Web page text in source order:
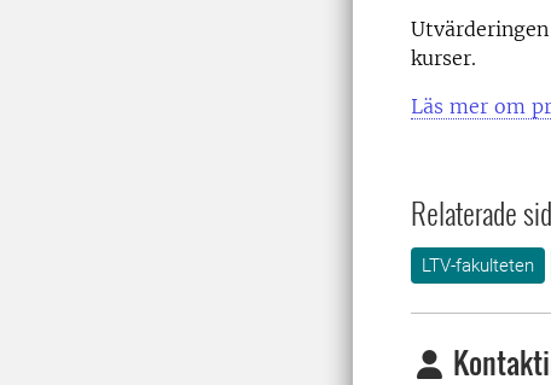
kurser.
Läs mer om
Relaterade
LTV-fakulteten